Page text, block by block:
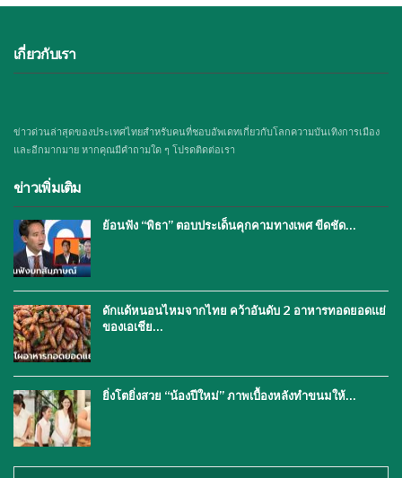
เกี่ยวกับเรา
ข่าวด่วนล่าสุดของประเทศไทยสำหรับคนที่ชอบอัพเดทเกี่ยวกับโลกความบันเทิงการเมือง
และอีกมากมาย หากคุณมีคำถามใด ๆ โปรดติดต่อเรา
ข่าวเพิ่มเติม
ย้อนฟัง “พิธา” ตอบประเด็นคุกคามทางเพศ ขีดชัด…
ดักแด้หนอนไหมจากไทย คว้าอันดับ 2 อาหารทอดยอดแย่
ของเอเชีย…
ยิ่งโตยิ่งสวย “น้องปีใหม่” ภาพเบื้องหลังทำขนมให้…